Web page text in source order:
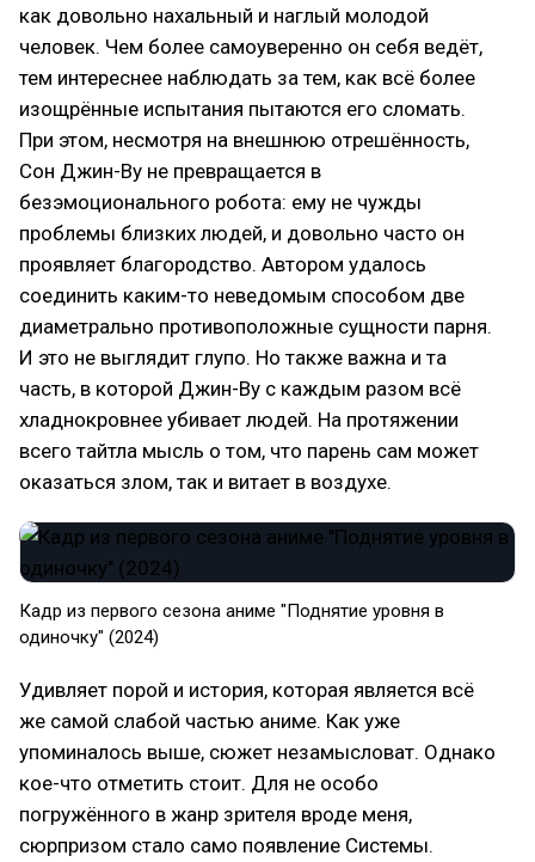
как довольно нахальный и наглый молодой
человек. Чем более самоуверенно он себя ведёт,
тем интереснее наблюдать за тем, как всё более
изощрённые испытания пытаются его сломать.
При этом, несмотря на внешнюю отрешённость,
Сон Джин-Ву не превращается в
безэмоционального робота: ему не чужды
проблемы близких людей, и довольно часто он
проявляет благородство. Автором удалось
соединить каким-то неведомым способом две
диаметрально противоположные сущности парня.
И это не выглядит глупо. Но также важна и та
часть, в которой Джин-Ву с каждым разом всё
хладнокровнее убивает людей. На протяжении
всего тайтла мысль о том, что парень сам может
оказаться злом, так и витает в воздухе.
Кадр из первого сезона аниме "Поднятие уровня в
одиночку" (2024)
Удивляет порой и история, которая является всё
же самой слабой частью аниме. Как уже
упоминалось выше, сюжет незамысловат. Однако
кое-что отметить стоит. Для не особо
погружённого в жанр зрителя вроде меня,
сюрпризом стало само появление Системы.